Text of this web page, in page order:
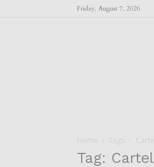
Friday, August 7, 2026
Home Tags Cartel
Tag: Cartel